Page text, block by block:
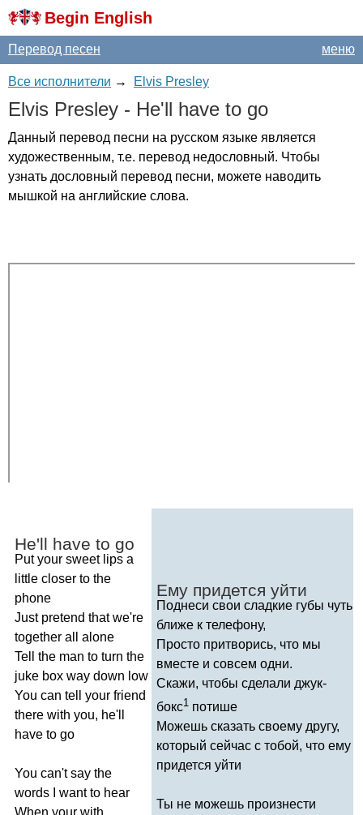
Begin English
меню
Перевод песен
Все исполнители → Elvis Presley
Elvis Presley - He'll have to go
Данный перевод песни на русском языке является
художественным, т.е. перевод недословный. Чтобы
узнать дословный перевод песни, можете наводить
мышкой на английские слова.
He'll have to go
Put your sweet lips a
little closer to the
phone
Just pretend that we're
together all
alone
Tell
the man to turn the
juke box way down low
You can tell your friend
there with you, he'll
have to go
You can't say the
words
want to hear
When your with
Ему придется уйти
Поднеси свои сладкие губы чуть
ближе к телефону,
Просто притворись, что мы
вместе и совсем одни.
Скажи, чтобы сделали джук-
бокс1 потише
Можешь сказать своему другу,
который сейчас с тобой, что ему
придется уйти
Ты не можешь произнести